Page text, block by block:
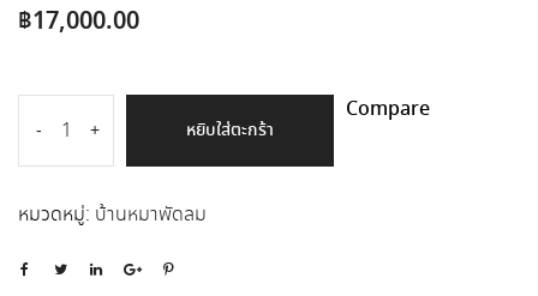
฿17,000.00
- + หยิบใส่ตะกร้า
Compare
หมวดหมู่: บ้านหมาพัดลม